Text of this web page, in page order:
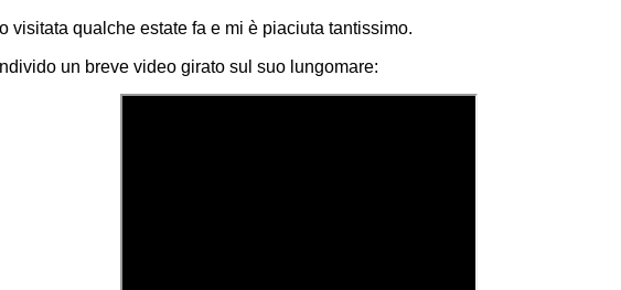
visitata qualche estate fa e mi è piaciuta tantissimo.
un breve video girato sul suo lungomare: